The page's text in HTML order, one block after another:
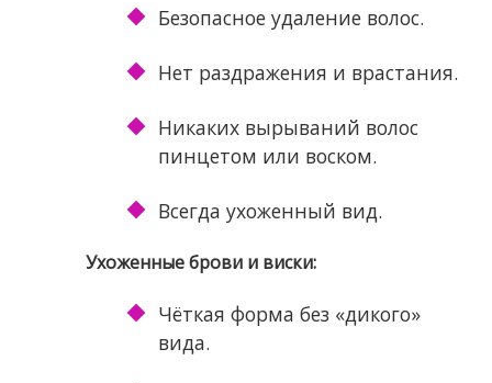
Безопасное удаление волос.
Нет раздражения и врастания.
Никаких вырываний волос
пинцетом или воском.
Всегда ухоженный вид.
Ухоженные брови и виски:
Чёткая форма без «дикого»
вида.